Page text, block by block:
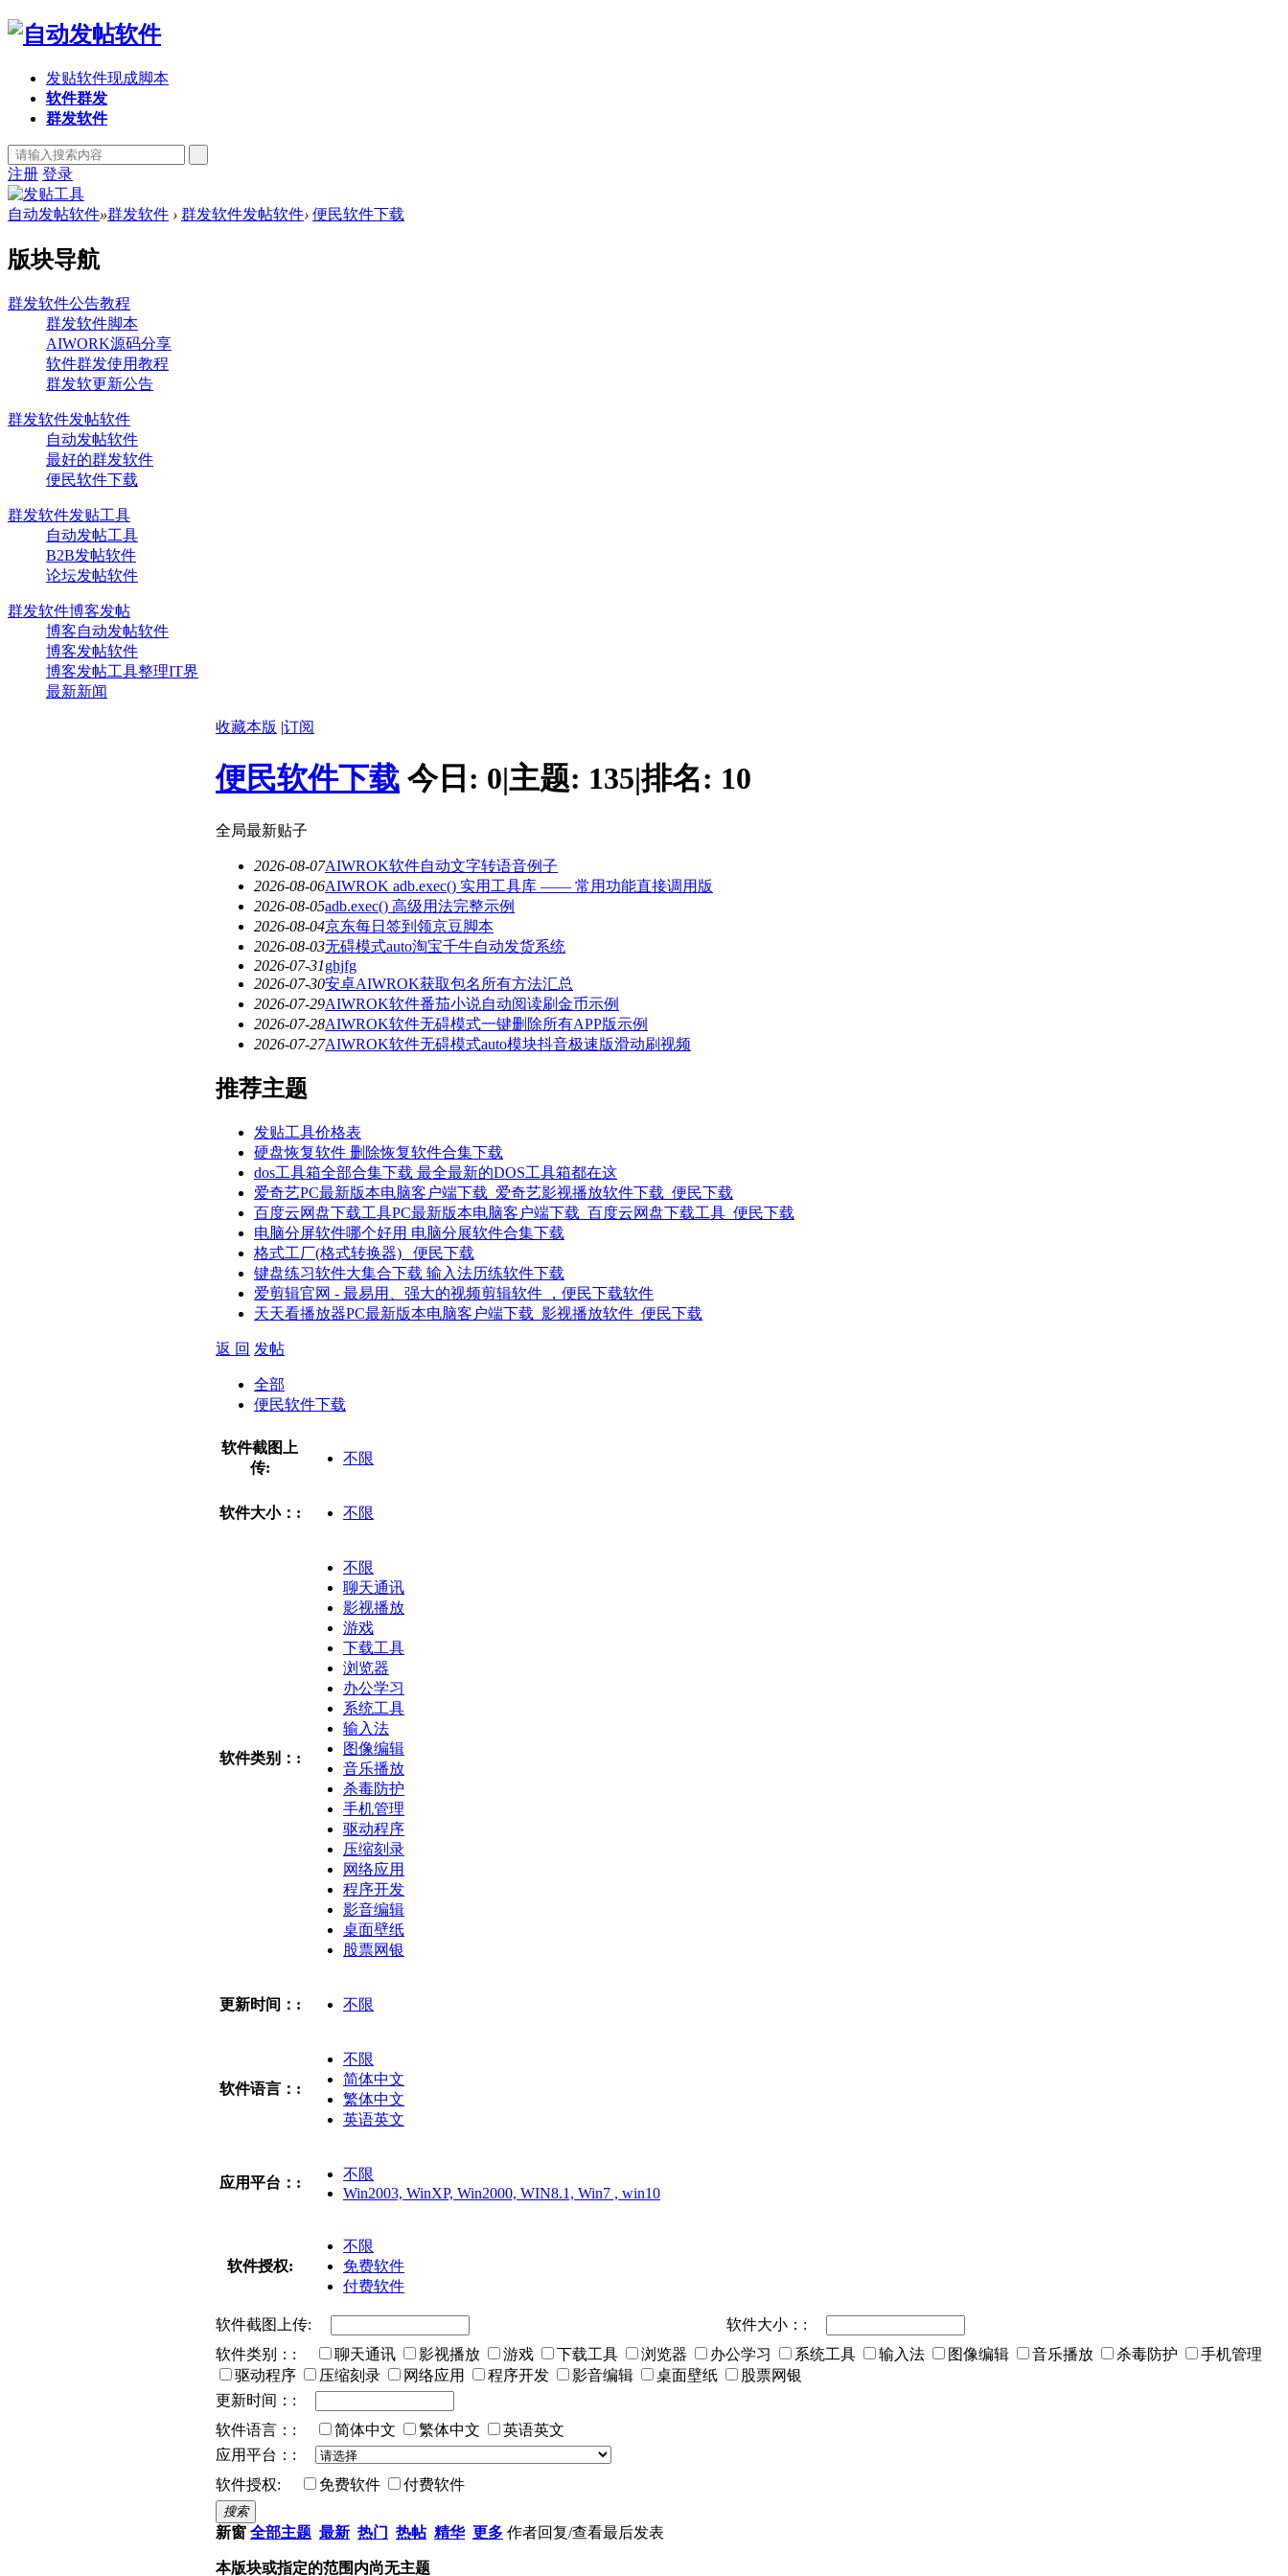
发贴软件现成脚本
软件群发
群发软件
注册 登录
自动发帖软件»群发软件 › 群发软件发帖软件› 便民软件下载
版块导航
群发软件公告教程
群发软件脚本
AIWORK源码分享
软件群发使用教程
群发软更新公告
群发软件发帖软件
自动发帖软件
最好的群发软件
便民软件下载
群发软件发贴工具
自动发帖工具
B2B发帖软件
论坛发帖软件
群发软件博客发帖
博客自动发帖软件
博客发帖软件
博客发帖工具整理IT界
最新新闻
收藏本版 |订阅
便民软件下载 今日: 0|主题: 135|排名: 10
全局最新贴子
2026-08-07AIWROK软件自动文字转语音例子
2026-08-06AIWROK adb.exec() 实用工具库 —— 常用功能直接调用版
2026-08-05adb.exec() 高级用法完整示例
2026-08-04京东每日签到领京豆脚本
2026-08-03无碍模式auto淘宝千牛自动发货系统
2026-07-31ghjfg
2026-07-30安卓AIWROK获取包名所有方法汇总
2026-07-29AIWROK软件番茄小说自动阅读刷金币示例
2026-07-28AIWROK软件无碍模式一键删除所有APP版示例
2026-07-27AIWROK软件无碍模式auto模块抖音极速版滑动刷视频
推荐主题
发贴工具价格表
硬盘恢复软件 删除恢复软件合集下载
dos工具箱全部合集下载 最全最新的DOS工具箱都在这
爱奇艺PC最新版本电脑客户端下载_爱奇艺影视播放软件下载_便民下载
百度云网盘下载工具PC最新版本电脑客户端下载_百度云网盘下载工具_便民下载
电脑分屏软件哪个好用 电脑分展软件合集下载
格式工厂(格式转换器) _便民下载
键盘练习软件大集合下载 输入法历练软件下载
爱剪辑官网 - 最易用、强大的视频剪辑软件 ，便民下载软件
天天看播放器PC最新版本电脑客户端下载_影视播放软件_便民下载
返 回 发帖
全部
便民软件下载
软件截图上
传:
不限
软件大小：: 不限
软件类别：:
不限
聊天通讯
影视播放
游戏
下载工具
浏览器
办公学习
系统工具
输入法
图像编辑
音乐播放
杀毒防护
手机管理
驱动程序
压缩刻录
网络应用
程序开发
影音编辑
桌面壁纸
股票网银
更新时间：: 不限
软件语言：:
不限
简体中文
繁体中文
英语英文
应用平台：:
不限
Win2003, WinXP, Win2000, WIN8.1, Win7 , win10
软件授权:
不限
免费软件
付费软件
软件截图上传:
软件大小：:
软件类别：:
聊天通讯 影视播放 游戏 下载工具 浏览器 办公学习 系统工具 输入法 图像编辑 音乐播放 杀毒防护
手机管理
驱动程序
压缩刻录 网络应用 程序开发 影音编辑 桌面壁纸
股票网银
更新时间：:
软件语言：:
简体中文 繁体中文
英语英文
应用平台：:
软件授权:
免费软件 付费软件
搜索
新窗 全部主题 最新 热门 热帖 精华 更多 作者回复/查看最后发表
本版块或指定的范围内尚无主题